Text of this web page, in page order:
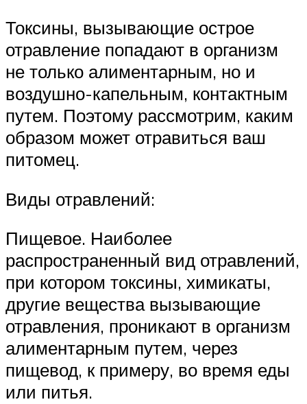
Токсины, вызывающие острое
отравление попадают в организм
не только алиментарным, но и
воздушно-капельным, контактным
путем. Поэтому рассмотрим, каким
образом может отравиться ваш
питомец.
Виды отравлений:
Пищевое. Наиболее
распространенный вид отравлений,
при котором токсины, химикаты,
другие вещества вызывающие
отравления, проникают в организм
алиментарным путем, через
пищевод, к примеру, во время еды
или питья.